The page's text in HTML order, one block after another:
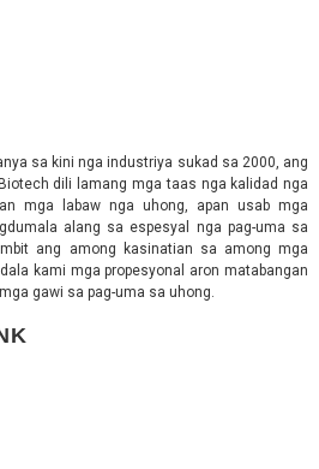
sa kini nga industriya sukad sa 2000, ang
dili lamang mga taas nga kalidad nga
mga labaw nga uhong, apan usab mga
alang sa espesyal nga pag-uma sa
ang among kasinatian sa among mga
kami mga propesyonal aron matabangan
gawi sa pag-uma sa uhong.